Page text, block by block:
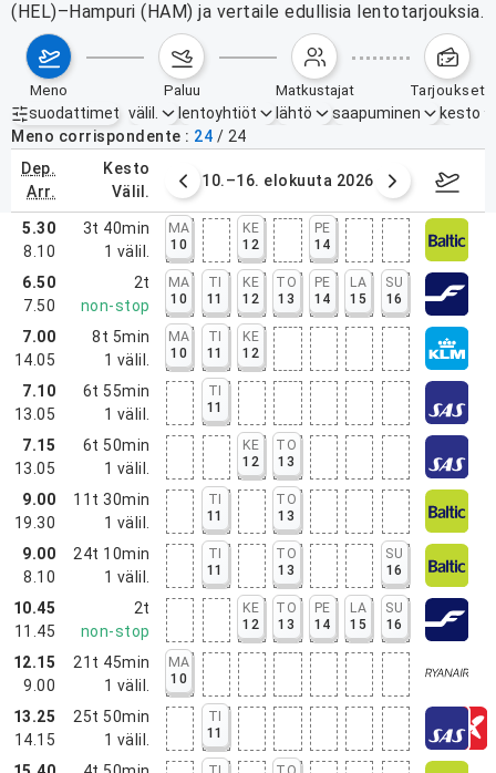
(HEL)–Hampuri (HAM) ja vertaile edullisia lentotarjouksia.
meno paluu matkustajat tarjoukset
suodattimet
Aktiiviset suodattimet ei mitään
välil. lentoyhtiöt lähtö saapuminen
kesto
Meno corrispondente
24 / 24
dep.
arr.
kesto
välil.
elokuuta 2026 10.–16. elokuuta 2026
5.30
8.10
3t 40min
1 välil.
MA
10
KE
12
PE
14
6.50
7.50
2t
non-stop
MA
10
TI
11
KE
12
TO
13
PE
14
LA
15
SU
16
7.00
14.05
8t 5min
1 välil.
MA
10
TI
11
KE
12
7.10
13.05
6t 55min
1 välil.
TI
11
7.15
13.05
6t 50min
1 välil.
KE
12
TO
13
9.00
19.30
11t 30min
1 välil.
TI
11
TO
13
9.00
8.10
24t 10min
1 välil.
TI
11
TO
13
SU
16
10.45
11.45
2t
non-stop
KE
12
TO
13
PE
14
LA
15
SU
16
12.15
9.00
21t 45min
1 välil.
MA
10
13.25
14.15
25t 50min
1 välil.
TI
11